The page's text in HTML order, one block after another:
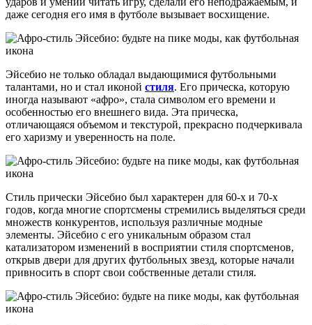
даже сегодня его имя в футболе вызывает восхищение.
Эйсебио не только обладал выдающимися футбольными
талантами, но и стал иконой стиля. Его прическа, которую
иногда называют «афро», стала символом его времени и
особенностью его внешнего вида. Эта прическа,
отличающаяся объемом и текстурой, прекрасно подчеркивала
его харизму и уверенность на поле.
Стиль прически Эйсебио был характерен для 60-х и 70-х
годов, когда многие спортсмены стремились выделяться среди
множеств конкурентов, используя различные модные
элементы. Эйсебио с его уникальным образом стал
катализатором изменений в восприятии стиля спортсменов,
открыв двери для других футбольных звезд, которые начали
привносить в спорт свои собственные детали стиля.